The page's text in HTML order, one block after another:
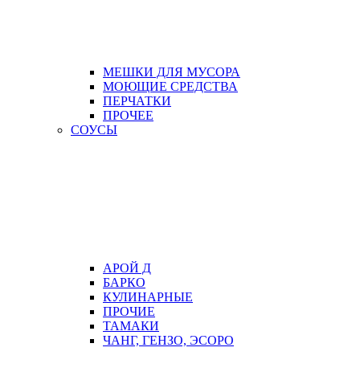
МЕШКИ ДЛЯ МУСОРА
МОЮЩИЕ СРЕДСТВА
ПЕРЧАТКИ
ПРОЧЕЕ
СОУСЫ
АРОЙ Д
БАРКО
КУЛИНАРНЫЕ
ПРОЧИЕ
ТАМАКИ
ЧАНГ, ГЕНЗО, ЭСОРО